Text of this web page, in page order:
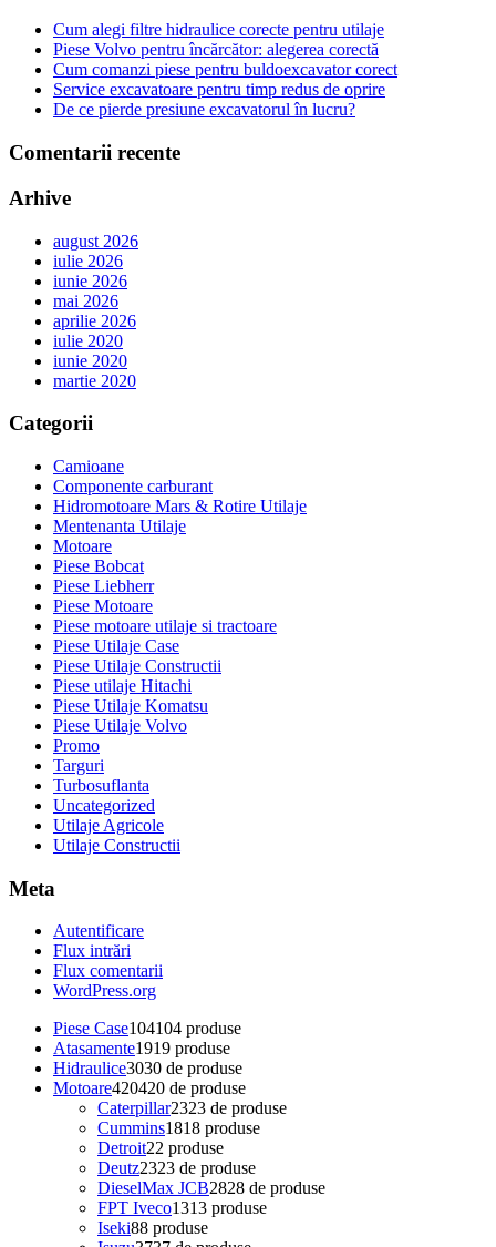
Cum alegi filtre hidraulice corecte pentru utilaje
Piese Volvo pentru încărcător: alegerea corectă
Cum comanzi piese pentru buldoexcavator corect
Service excavatoare pentru timp redus de oprire
De ce pierde presiune excavatorul în lucru?
Comentarii recente
Arhive
august 2026
iulie 2026
iunie 2026
mai 2026
aprilie 2026
iulie 2020
iunie 2020
martie 2020
Categorii
Camioane
Componente carburant
Hidromotoare Mars & Rotire Utilaje
Mentenanta Utilaje
Motoare
Piese Bobcat
Piese Liebherr
Piese Motoare
Piese motoare utilaje si tractoare
Piese Utilaje Case
Piese Utilaje Constructii
Piese utilaje Hitachi
Piese Utilaje Komatsu
Piese Utilaje Volvo
Promo
Targuri
Turbosuflanta
Uncategorized
Utilaje Agricole
Utilaje Constructii
Meta
Autentificare
Flux intrări
Flux comentarii
WordPress.org
Piese Case104104 produse
Atasamente1919 produse
Hidraulice3030 de produse
Motoare420420 de produse
Caterpillar2323 de produse
Cummins1818 produse
Detroit22 produse
Deutz2323 de produse
DieselMax JCB2828 de produse
FPT Iveco1313 produse
Iseki88 produse